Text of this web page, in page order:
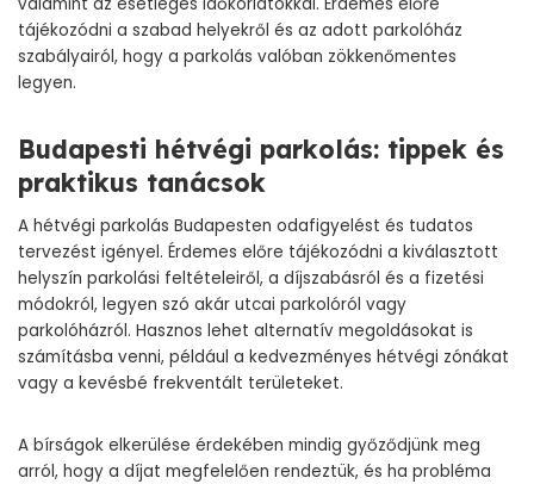
valamint az esetleges időkorlátokkal. Érdemes előre
tájékozódni a szabad helyekről és az adott parkolóház
szabályairól, hogy a parkolás valóban zökkenőmentes
legyen.
Budapesti hétvégi parkolás: tippek és
praktikus tanácsok
A hétvégi parkolás Budapesten odafigyelést és tudatos
tervezést igényel. Érdemes előre tájékozódni a kiválasztott
helyszín parkolási feltételeiről, a díjszabásról és a fizetési
módokról, legyen szó akár utcai parkolóról vagy
parkolóházról. Hasznos lehet alternatív megoldásokat is
számításba venni, például a kedvezményes hétvégi zónákat
vagy a kevésbé frekventált területeket.
A bírságok elkerülése érdekében mindig győződjünk meg
arról, hogy a díjat megfelelően rendeztük, és ha probléma